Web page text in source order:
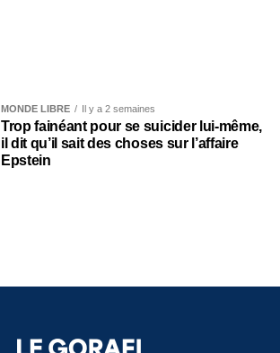
MONDE LIBRE Il y a 2 semaines
Trop fainéant pour se suicider lui-même,
il dit qu’il sait des choses sur l’affaire
Epstein